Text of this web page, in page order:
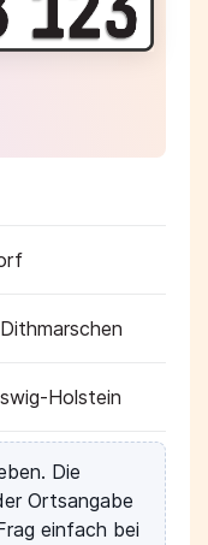
Holstein
Die
Ortsangabe
einfach bei